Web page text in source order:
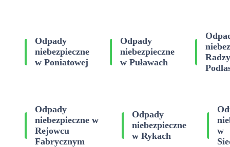
Odpady
niebezpieczne
w Poniatowej
Odpady
niebezpieczne
w Puławach
Odpady
niebezpieczne w
Rejowcu
Fabrycznym
Odpady
niebezpieczne
w Rykach
w